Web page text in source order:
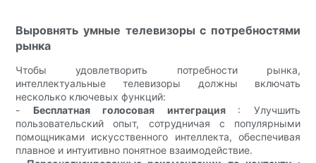
Выровнять умные телевизоры с потребностями
рынка
Чтобы удовлетворить потребности рынка,
интеллектуальные телевизоры должны включать
несколько ключевых функций:
- Бесплатная голосовая интеграция : Улучшить
пользовательский опыт, сотрудничая с популярными
помощниками искусственного интеллекта, обеспечивая
плавное и интуитивно понятное взаимодействие.